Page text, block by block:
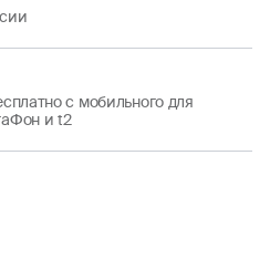
с мобильного для
и t2